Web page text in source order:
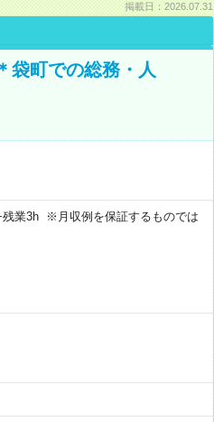
掲載日：2026.07.31
袋町での総務・人
業3h ※月収例を保証するものでは